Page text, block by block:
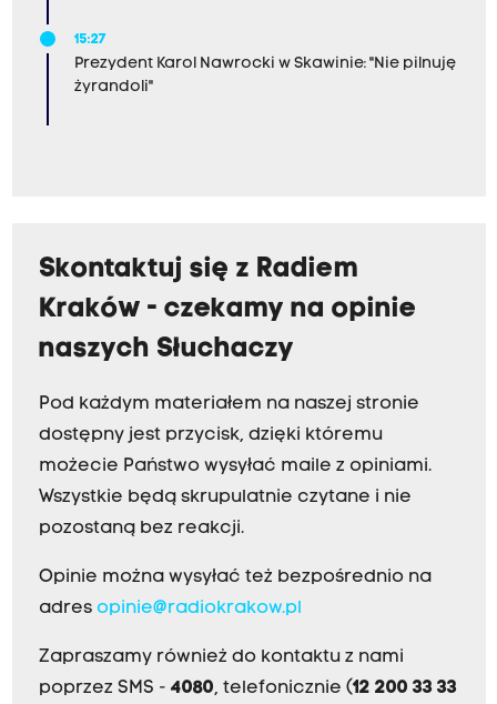
15:27
Prezydent Karol Nawrocki w Skawinie: "Nie pilnuję
żyrandoli"
Skontaktuj się z Radiem
Kraków - czekamy na opinie
naszych Słuchaczy
Pod każdym materiałem na naszej stronie
dostępny jest przycisk, dzięki któremu
możecie Państwo wysyłać maile z opiniami.
Wszystkie będą skrupulatnie czytane i nie
pozostaną bez reakcji.
Opinie można wysyłać też bezpośrednio na
adres opinie@radiokrakow.pl
Zapraszamy również do kontaktu z nami
poprzez SMS - 4080, telefonicznie (12 200 33 33